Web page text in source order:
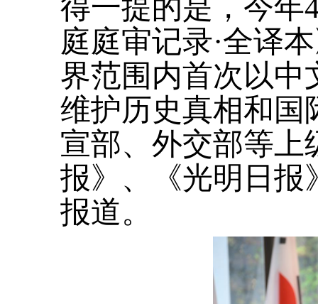
得一提的是，今年
庭庭审记录·全译
界范围内首次以中
维护历史真相和国
宣部、外交部等上
报》、《光明日报
报道。